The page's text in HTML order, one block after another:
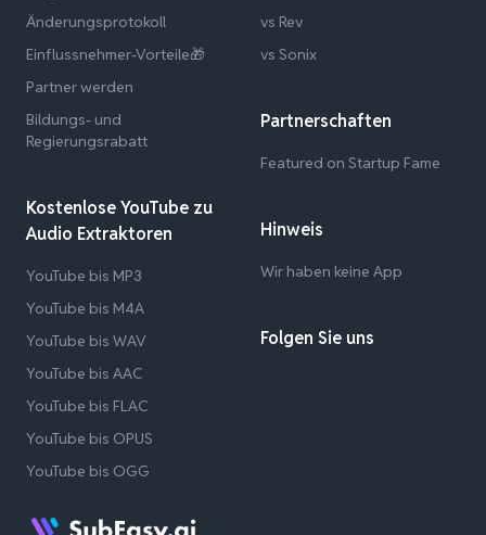
Änderungsprotokoll
Einflussnehmer-Vorteile🎁
Partner werden
Bildungs- und
Regierungsrabatt
Kostenlose YouTube zu
Audio Extraktoren
YouTube bis MP3
YouTube bis M4A
YouTube bis WAV
YouTube bis AAC
YouTube bis FLAC
YouTube bis OPUS
YouTube bis OGG
vs Rev
vs Sonix
Partnerschaften
Featured on Startup Fame
Hinweis
Wir haben keine App
Folgen Sie uns